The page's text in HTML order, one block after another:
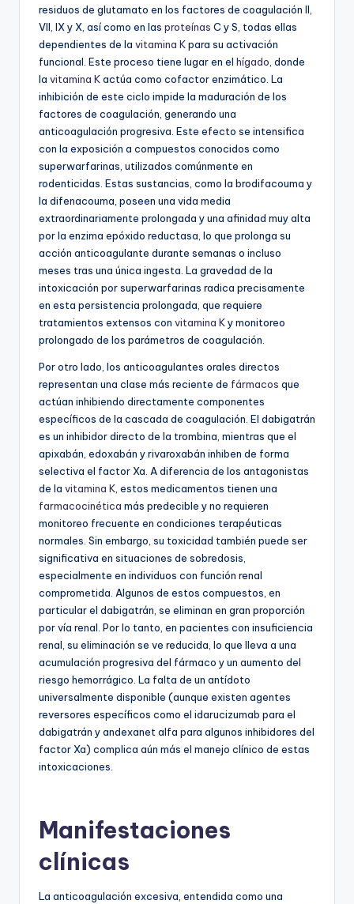
residuos de glutamato en los factores de coagulación II,
VII, IX y X, así como en las proteínas C y S, todas ellas
dependientes de la vitamina Kpara su activación
funcional. Este proceso tiene lugar en el hígado , donde
la vitamina Kactúa como cofactor enzimático. La
inhibición de este ciclo impide la maduración de los
factores de coagulación, generando una
anticoagulación progresiva. Este efecto se intensifica
con la exposición a compuestos conocidos como
superwarfarinas, utilizados comúnmente en
rodenticidas. Estas sustancias, como la brodifacouma y
la difenacouma, poseen una vida media
extraordinariamente prolongada y una afinidad muy alta
por la enzima epóxido reductasa, lo que prolonga su
acción anticoagulante durante semanas o incluso
meses tras una única ingesta. La gravedad de la
intoxicación por superwarfarinas radica precisamente
en esta persistencia prolongada, que requiere
tratamientos extensos con vitamina Ky monitoreo
prolongado de los parámetros de coagulación.
Por otro lado, los anticoagulantes orales directos
representan una clase más reciente de fármacos que
actúan inhibiendo directamente componentes
específicos de la cascada de coagulación. El dabigatrán
es un inhibidor directo de la trombina, mientras que el
apixabán, edoxabán y rivaroxabán inhiben de forma
selectiva el factor Xa. A diferencia de los antagonistas
de la vitamina K , estos medicamentos tienen una
farmacocinética más predecible y no requieren
monitoreo frecuente en condiciones terapéuticas
normales. Sin embargo, su toxicidad también puede ser
significativa en situaciones de sobredosis,
especialmente en individuos con función renal
comprometida. Algunos de estos compuestos, en
particular el dabigatrán, se eliminan en gran proporción
por vía renal. Por lo tanto, en pacientes con insuficiencia
renal, su eliminación se ve reducida, lo que lleva a una
acumulación progresiva del fármaco y un aumento del
riesgo hemorrágico. La falta de un antídoto
universalmente disponible (aunque existen agentes
reversores específicos como el idarucizumab para el
dabigatrán y andexanet alfa para algunos inhibidores del
factor Xa) complica aún más el manejo clínico de estas
intoxicaciones.
Manifestaciones
clínicas
La anticoagulación excesiva, entendida como una